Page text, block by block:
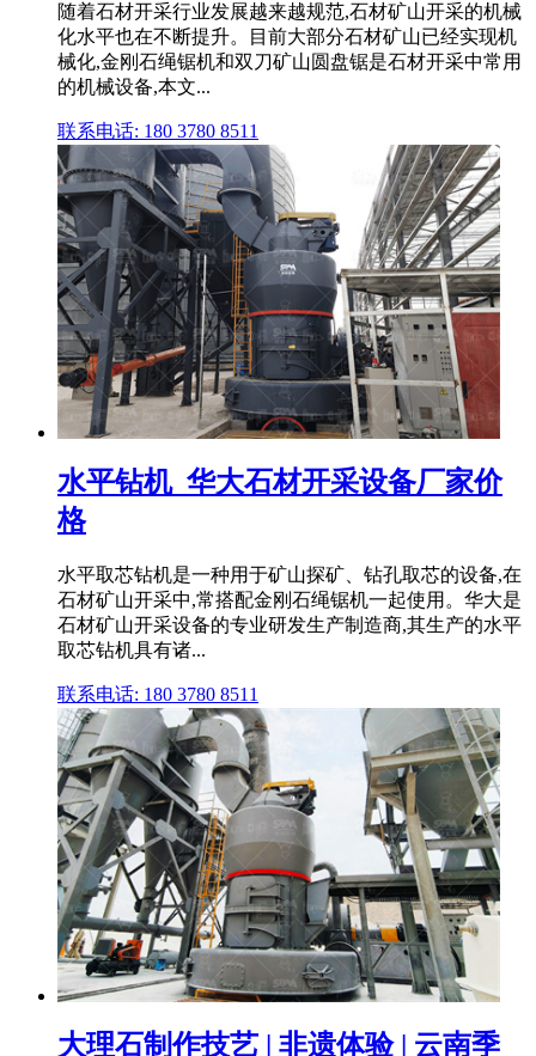
随着石材开采行业发展越来越规范,石材矿山开采的机械
化水平也在不断提升。目前大部分石材矿山已经实现机
械化,金刚石绳锯机和双刀矿山圆盘锯是石材开采中常用
的机械设备,本文...
联系电话: 180 3780 8511
水平钻机_华大石材开采设备厂家价
格
水平取芯钻机是一种用于矿山探矿、钻孔取芯的设备,在
石材矿山开采中,常搭配金刚石绳锯机一起使用。华大是
石材矿山开采设备的专业研发生产制造商,其生产的水平
取芯钻机具有诸...
联系电话: 180 3780 8511
大理石制作技艺 | 非遗体验 | 云南季